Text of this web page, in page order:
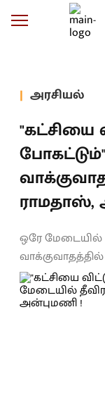
அரசியல்
"கட்சியை
ராமதாஸ்,
ஒரே மேடையில்
வாக்குவாதத்தில்